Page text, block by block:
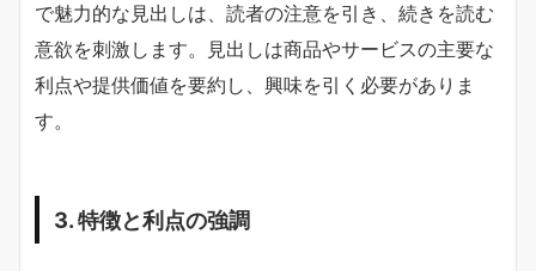
で魅力的な見出しは、読者の注意を引き、続きを読む
意欲を刺激します。見出しは商品やサービスの主要な
利点や提供価値を要約し、興味を引く必要がありま
す。
3. 特徴と利点の強調